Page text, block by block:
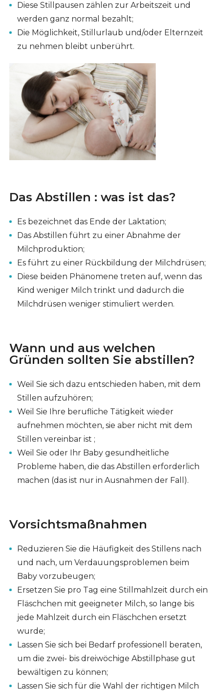
Diese Stillpausen zählen zur Arbeitszeit und
werden ganz normal bezahlt;
Die Möglichkeit, Stillurlaub und/oder Elternzeit
zu nehmen bleibt unberührt.
Das Abstillen : was ist das?
Es bezeichnet das Ende der Laktation;
Das Abstillen führt zu einer Abnahme der
Milchproduktion;
Es führt zu einer Rückbildung der Milchdrüsen;
Diese beiden Phänomene treten auf, wenn das
Kind weniger Milch trinkt und dadurch die
Milchdrüsen weniger stimuliert werden.
Wann und aus welchen
Gründen sollten Sie abstillen?
Weil Sie sich dazu entschieden haben, mit dem
Stillen aufzuhören;
Weil Sie Ihre berufliche Tätigkeit wieder
aufnehmen möchten, sie aber nicht mit dem
Stillen vereinbar ist ;
Weil Sie oder Ihr Baby gesundheitliche
Probleme haben, die das Abstillen erforderlich
machen (das ist nur in Ausnahmen der Fall).
Vorsichtsmaßnahmen
Reduzieren Sie die Häufigkeit des Stillens nach
und nach, um Verdauungsproblemen beim
Baby vorzubeugen;
Ersetzen Sie pro Tag eine Stillmahlzeit durch ein
Fläschchen mit geeigneter Milch, so lange bis
jede Mahlzeit durch ein Fläschchen ersetzt
wurde;
Lassen Sie sich bei Bedarf professionell beraten,
um die zwei- bis dreiwöchige Abstillphase gut
bewältigen zu können;
Lassen Sie sich für die Wahl der richtigen Milch